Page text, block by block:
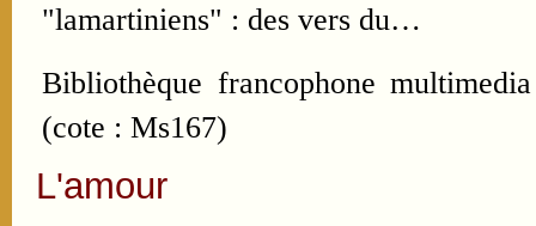
"lamartiniens" : des vers du…
Bibliothèque francophone
(cote : Ms167)
L'amour